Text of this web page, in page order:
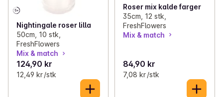
Nightingale roser lilla
50cm, 10 stk,
FreshFlowers
Mix & match
124,90 kr
12,49 kr /stk
Roser mix kalde farger
35cm, 12 stk,
FreshFlowers
Mix & match
84,90 kr
7,08 kr /stk